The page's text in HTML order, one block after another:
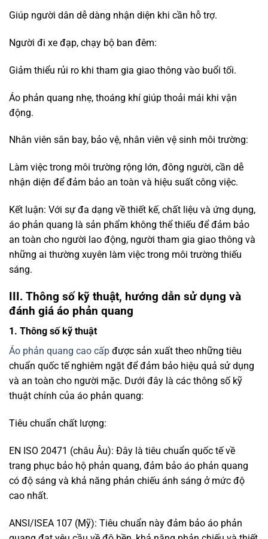
III. Thông số kỹ thuật, hướng dẫn sử dụng và
đánh giá áo phản quang
1. Thông số kỹ thuật
Áo phản quang cao cấp
được sản xuất theo những tiêu
chuẩn quốc tế nghiêm ngặt để đảm bảo hiệu quả sử dụng
và an toàn cho người mặc. Dưới đây là các thông số kỹ
thuật chính của áo phản quang:
Tiêu chuẩn chất lượng:
EN ISO 20471 (châu Âu): Đây là tiêu chuẩn quốc tế về
trang phục bảo hộ phản quang, đảm bảo áo phản quang
cao nhất.
ANSI/ISEA 107 (Mỹ): Tiêu chuẩn này đảm bảo áo phản
quang đạt yêu cầu về độ bền, khả năng phản chiếu và thiết
kế tiện dụng trong môi trường làm việc.
Kích thước:
Áo phản quang thường có nhiều kích thước từ S, M, L, XL,
XXL để phù hợp với mọi dáng người. Các nhà sản xuất
luôn đảm bảo rằng áo có sự linh hoạt và thoải mái trong
việc sử dụng.
Chất liệu:
Polyester, nylon là hai chất liệu chủ yếu được sử dụng
chống thấm nước, trong khi nylon có độ bền cao và chịu
lực tốt.